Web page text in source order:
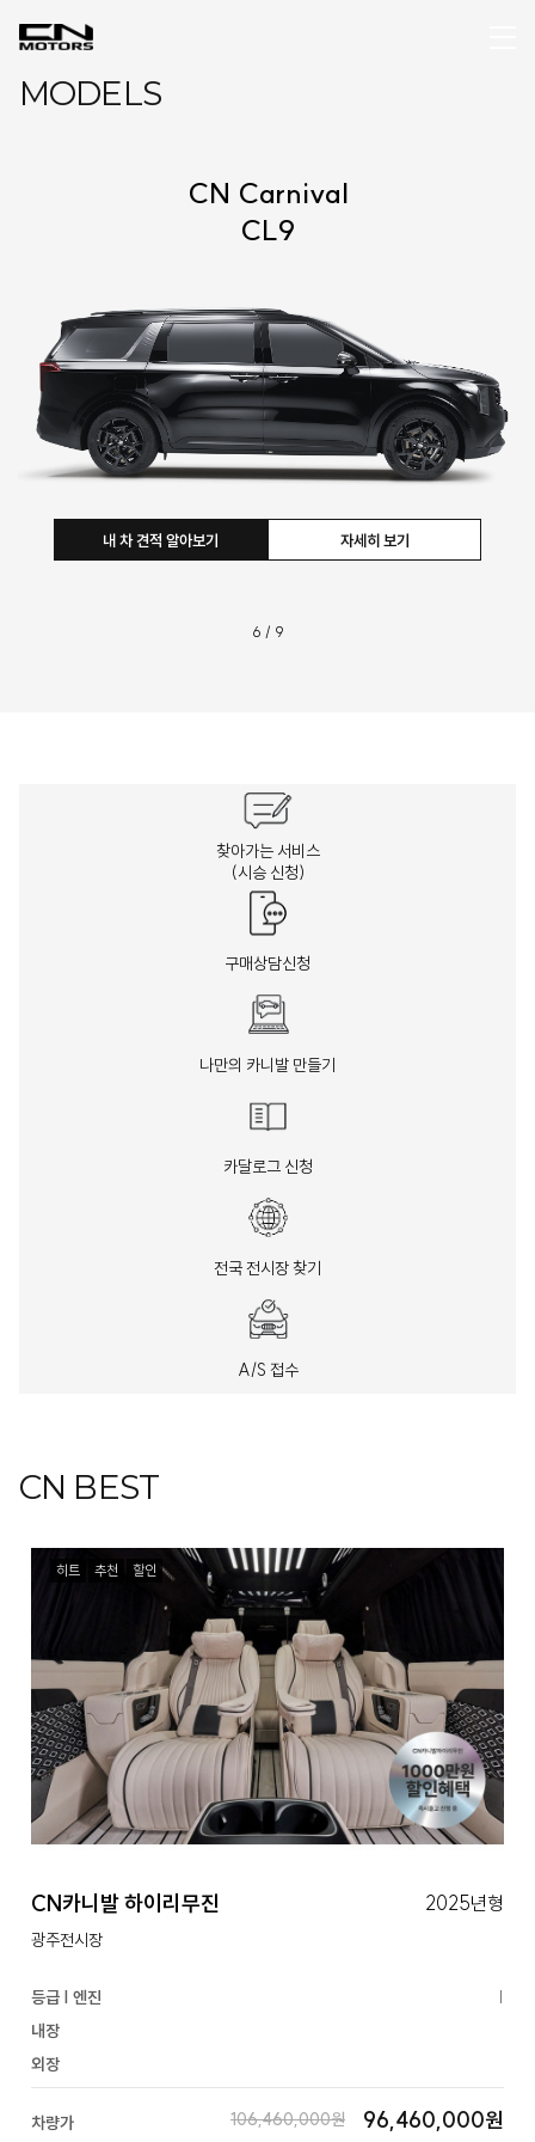
MODELS
CN Carnival
CL9
자세히 보기
내 차 견적 알아보기
6 / 9
찾아가는 서비스
(시승 신청)
구매상담신청
나만의 카니발 만들기
카달로그 신청
전국 전시장 찾기
A/S 접수
CN BEST
히트 추천 할인
CN카니발 하이리무진 2025년형
광주전시장
등급 | 엔진
|
내장
외장
차량가 106,460,000원 96,460,000원